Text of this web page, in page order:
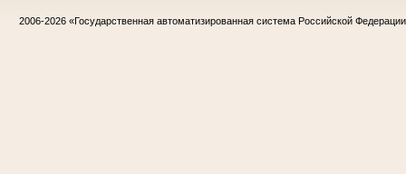
2006-2026 «Государственная автоматизированная система Российской